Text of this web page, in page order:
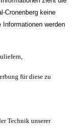
Cronenberg keine
werden
für diese zu
Technik unserer